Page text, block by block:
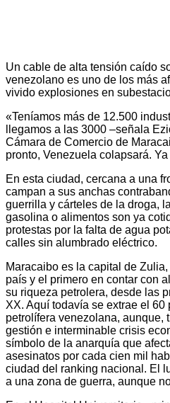
Un cable de alta tensión caído
venezolano es uno de los más
vivido explosiones en
«Teníamos más de 12.500
llegamos a las 3000 –señala
Cámara de Comercio de
pronto, Venezuela colapsará.
En esta ciudad, cercana a una
campan a sus anchas
guerrilla y cárteles de la droga,
gasolina o alimentos son ya
protestas por la falta de agua
calles sin alumbrado eléctrico.
Maracaibo es la capital de
país y el primero en contar con
su riqueza petrolera, desde las
XX. Aquí todavía se extrae el
petrolífera venezolana, aunque,
gestión e interminable crisis
símbolo de la anarquía que
asesinatos por cada cien mil
ciudad del ranking nacional. El
a una zona de guerra, aunque